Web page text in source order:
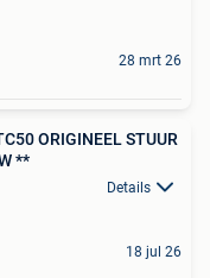
28 mrt 26
ORIGINEEL STUUR
**
Details
18 jul 26